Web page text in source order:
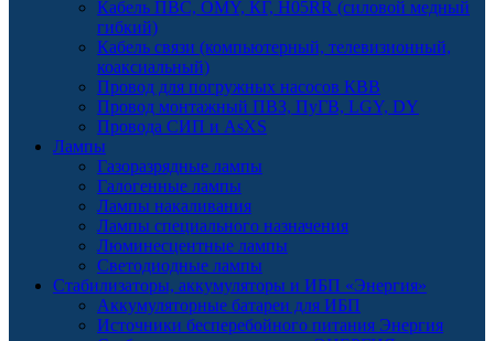
Кабель ПВС, OMY, КГ, H05RR (силовой медный
гибкий)
Кабель связи (компьютерный, телевизионный,
коаксиальный)
Провод для погружных насосов КВВ
Провод монтажный ПВЗ, ПуГВ, LGY, DY
Провода СИП и AsXS
Лампы
Газоразрядные лампы
Галогенные лампы
Лампы накаливания
Лампы специального назначения
Люминесцентные лампы
Светодиодные лампы
Стабилизаторы, аккумуляторы и ИБП «Энергия»
Аккумуляторные батареи для ИБП
Источники бесперебойного питания Энергия